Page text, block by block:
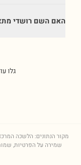
האם השם רושדי
גלו
מקור הנתונים: הלשכה